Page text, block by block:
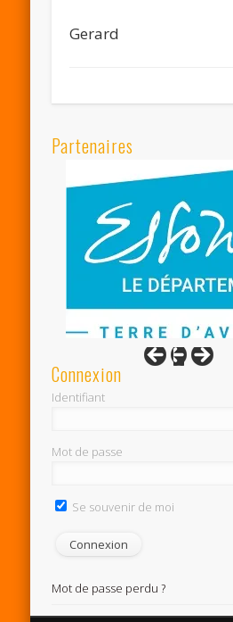
Gerard
Partenaires
Connexion
Identifiant
Mot de passe
Se souvenir de moi
Mot de passe perdu ?